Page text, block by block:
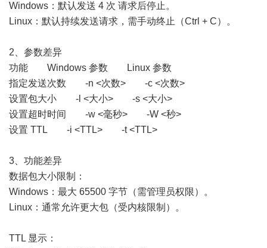
Windows：默认发送 4 次 请求后停止。
Linux：默认持续发送请求，需手动终止（Ctrl + C）。
2、参数差异
功能 Windows 参数 Linux 参数
指定发送次数 -n <次数> -c <次数>
设置包大小 -l <大小> -s <大小>
设置超时时间 -w <毫秒> -W <秒>
设置 TTL -i <TTL> -t <TTL>
3、功能差异
数据包大小限制：
Windows：最大 65500 字节（需管理员权限）。
Linux：通常允许更大包（受内核限制）。
TTL 显示：